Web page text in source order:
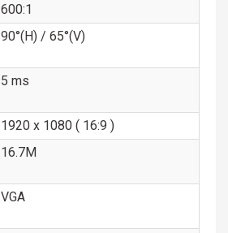
600:1
90°(H) / 65°(V)
5 ms
1920 x 1080 ( 16:9 )
16.7M
VGA